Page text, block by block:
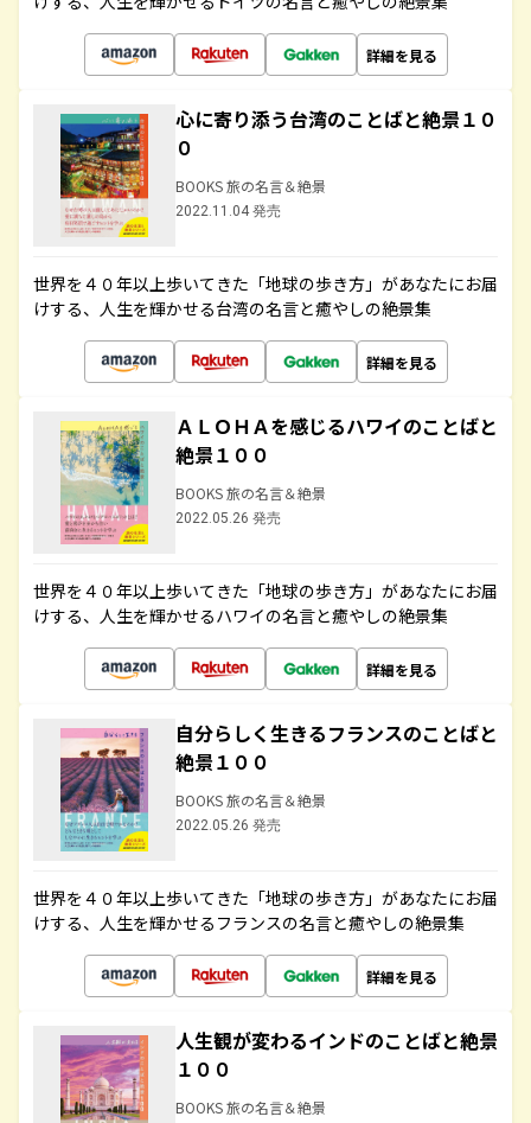
詳細を見る
心に寄り添う台湾のことばと絶景１０
０
BOOKS 旅の名言＆絶景
2022.11.04 発売
世界を４０年以上歩いてきた「地球の歩き方」があなたにお届
けする、人生を輝かせる台湾の名言と癒やしの絶景集
詳細を見る
ＡＬＯＨＡを感じるハワイのことばと
絶景１００
BOOKS 旅の名言＆絶景
2022.05.26 発売
世界を４０年以上歩いてきた「地球の歩き方」があなたにお届
けする、人生を輝かせるハワイの名言と癒やしの絶景集
詳細を見る
自分らしく生きるフランスのことばと
絶景１００
BOOKS 旅の名言＆絶景
2022.05.26 発売
世界を４０年以上歩いてきた「地球の歩き方」があなたにお届
けする、人生を輝かせるフランスの名言と癒やしの絶景集
詳細を見る
人生観が変わるインドのことばと絶景
１００
BOOKS 旅の名言＆絶景